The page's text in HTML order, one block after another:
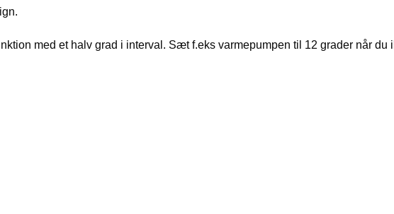
med et halv grad i interval. Sæt f.eks varmepumpen til 12 grader når du